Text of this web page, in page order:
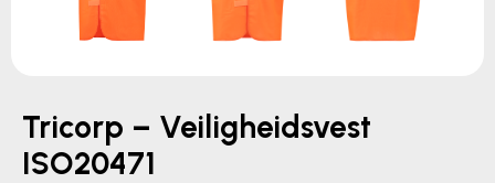
Tricorp – Veiligheidsvest
ISO20471